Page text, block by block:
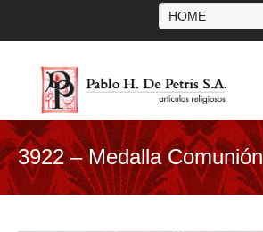
3922 – Medalla Comunión